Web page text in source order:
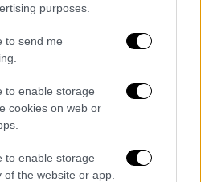
purposes.
to send me
to enable storage
cookies on web or
to enable storage
the website or app.
βαρύτητα σε αυτήν τη